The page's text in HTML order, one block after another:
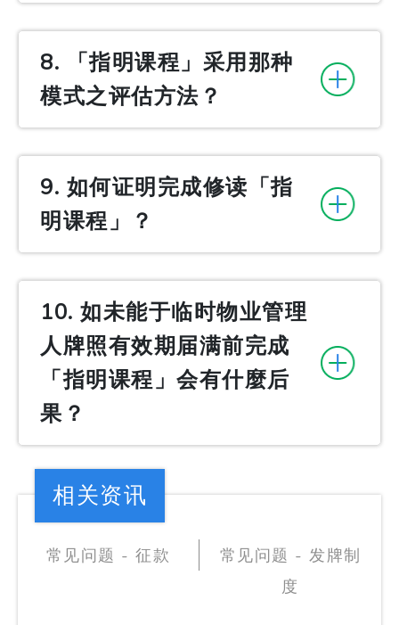
8. 「指明课程」采用那种
模式之评估方法？
9. 如何证明完成修读「指
明课程」？
10. 如未能于临时物业管理
人牌照有效期届满前完成
「指明课程」会有什麼后
果？
常见问题 - 征款
常见问题 - 发牌制
度
相关资讯